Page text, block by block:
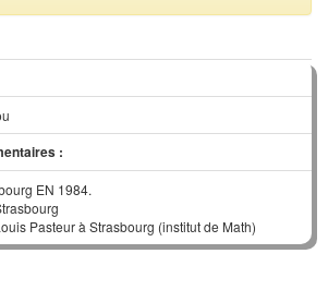
:
EN 1984.
Pasteur à Strasbourg (institut de Math)